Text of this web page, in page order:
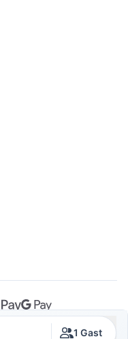
1 Gast
© 2026 Crovillas GmbH